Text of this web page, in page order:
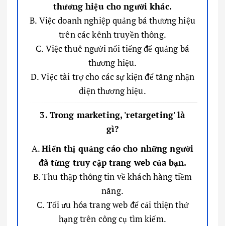
thương hiệu cho người khác.
B. Việc doanh nghiệp quảng bá thương hiệu
trên các kênh truyền thông.
C. Việc thuê người nổi tiếng để quảng bá
thương hiệu.
D. Việc tài trợ cho các sự kiện để tăng nhận
diện thương hiệu.
3. Trong marketing, 'retargeting' là
gì?
A.Hiển thị quảng cáo cho những người
đã từng truy cập trang web của bạn.
B. Thu thập thông tin về khách hàng tiềm
năng.
C. Tối ưu hóa trang web để cải thiện thứ
hạng trên công cụ tìm kiếm.